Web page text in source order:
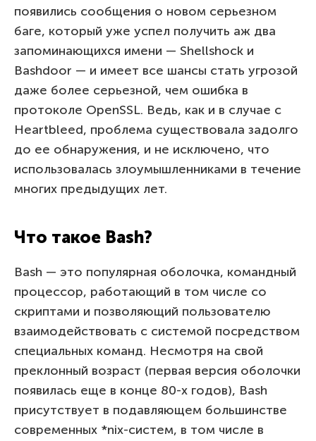
появились сообщения о новом серьезном
баге, который уже успел получить аж два
запоминающихся имени — Shellshock и
Bashdoor — и имеет все шансы стать угрозой
даже более серьезной, чем ошибка в
протоколе OpenSSL. Ведь, как и в случае с
Heartbleed, проблема существовала задолго
до ее обнаружения, и не исключено, что
использовалась злоумышленниками в течение
многих предыдущих лет.
Что такое Bash?
Bash — это популярная оболочка, командный
процессор, работающий в том числе со
скриптами и позволяющий пользователю
взаимодействовать с системой посредством
специальных команд. Несмотря на свой
преклонный возраст (первая версия оболочки
появилась еще в конце 80-х годов), Bash
присутствует в подавляющем большинстве
современных *nix-систем, в том числе в